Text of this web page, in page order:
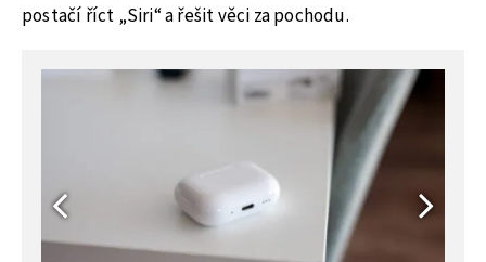
postačí říct „Siri“ a řešit věci za pochodu.